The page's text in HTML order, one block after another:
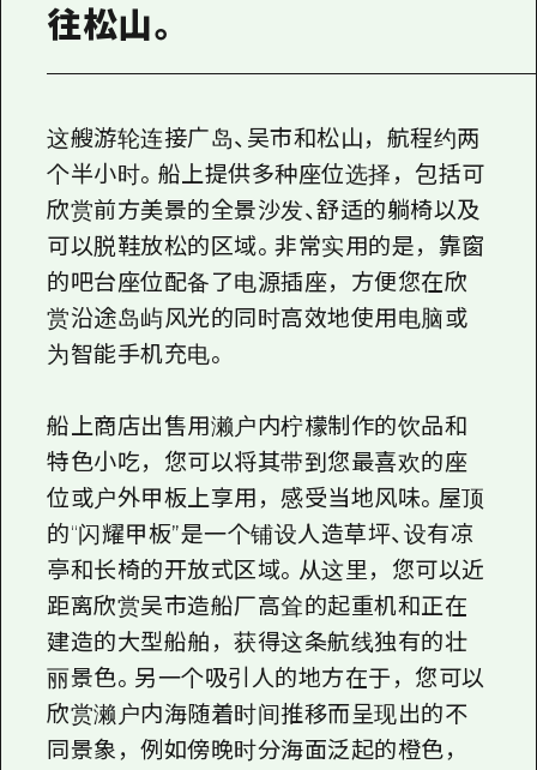
往松山。
这艘游轮连接广岛、吴市和松山，航程约两
个半小时。船上提供多种座位选择，包括可
欣赏前方美景的全景沙发、舒适的躺椅以及
可以脱鞋放松的区域。非常实用的是，靠窗
的吧台座位配备了电源插座，方便您在欣
赏沿途岛屿风光的同时高效地使用电脑或
为智能手机充电。
船上商店出售用濑户内柠檬制作的饮品和
特色小吃，您可以将其带到您最喜欢的座
位或户外甲板上享用，感受当地风味。屋顶
的“闪耀甲板”是一个铺设人造草坪、设有凉
亭和长椅的开放式区域。从这里，您可以近
距离欣赏吴市造船厂高耸的起重机和正在
建造的大型船舶，获得这条航线独有的壮
丽景色。另一个吸引人的地方在于，您可以
欣赏濑户内海随着时间推移而呈现出的不
同景象，例如傍晚时分海面泛起的橙色，